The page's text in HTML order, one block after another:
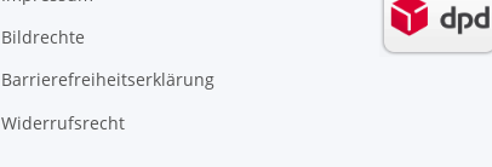
Bildrechte
Barrierefreiheitserklärung
Widerrufsrecht